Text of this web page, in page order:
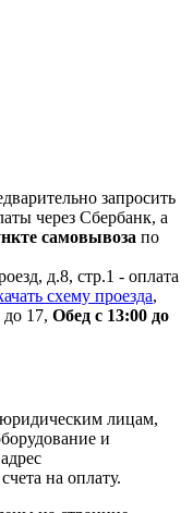
запросить
через Сбербанк, а
самовывоза по
д.8, стр.1 - оплата
схему проезда,
17, Обед с 13:00 до
лицам,
и
на оплату.